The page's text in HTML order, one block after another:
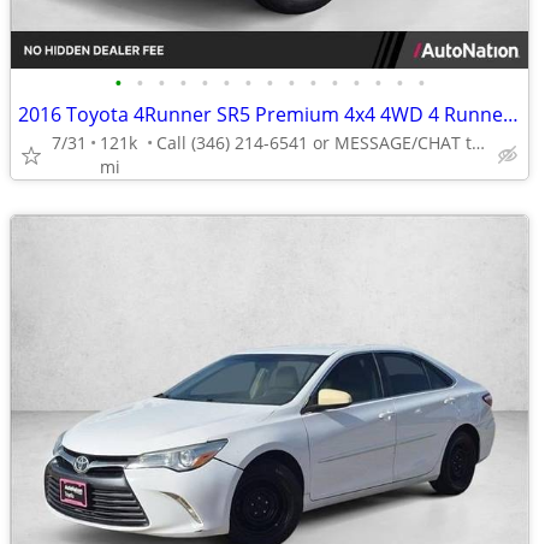
• • • • • • • • • • • • • • •
2016 Toyota 4Runner SR5 Premium 4x4 4WD 4 Runner SUV AUTONATION
7/31
121k
mi
Call (346) 214-6541 or MESSAGE/CHAT to confirm availability